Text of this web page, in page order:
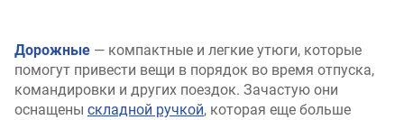
Дорожные — компактные и легкие утюги, которые
помогут привести вещи в порядок во время отпуска,
командировки и других поездок. Зачастую они
оснащены складной ручкой, которая еще больше